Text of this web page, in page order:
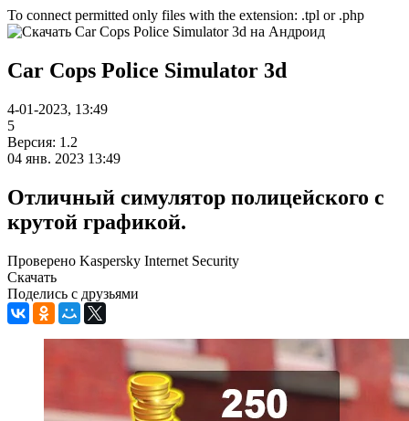
To connect permitted only files with the extension: .tpl or .php
Car Cops Police Simulator 3d
4-01-2023, 13:49
5
Версия: 1.2
04 янв. 2023 13:49
Отличный симулятор полицейского с
крутой графикой.
Проверено Kaspersky Internet Security
Скачать
Поделись с друзьями